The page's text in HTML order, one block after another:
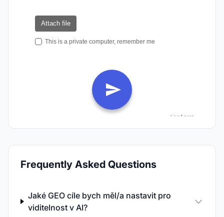
Frequently Asked Questions
Jaké GEO cíle bych měl/a nastavit pro
viditelnost v AI?